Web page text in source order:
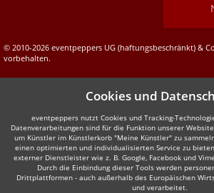
© 2010-2026 eventpeppers UG (haftungsbeschränkt) &
vorbehalten.
Cookies und
eventpeppers nutzt Cookies und Tracking-
Datenverarbeitungen sind für die Funktion unserer
um Künstler im Künstlerkorb "Meine Künstler" zu
einen optimierten und individualisierten Service zu
externer Dienstleister wie z. B. Google, Facebook und
Durch die Einbindung dieser Tools werden
Drittplattformen - auch außerhalb des Europäischen
und verarbeitet.